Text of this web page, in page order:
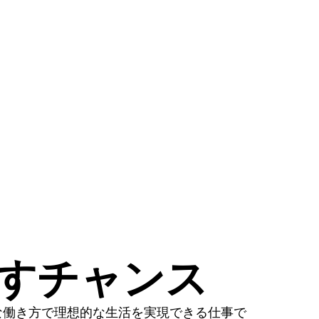
チャンス
き方で理想的な生活を実現できる仕事で